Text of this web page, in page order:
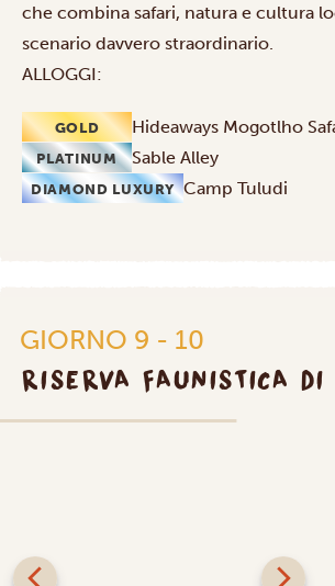
che combina safari, natura e cultura
scenario davvero straordinario.
ALLOGGI:
GOLD Hideaways Mogotlho
PLATINUM Sable Alley
DIAMOND LUXURY Camp Tuludi
GIORNO 9 - 10
RISERVA FAUNISTICA